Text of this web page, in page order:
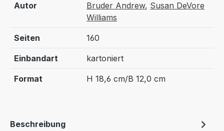
Autor Bruder Andrew, Susan DeVore
Williams
Seiten 160
Einbandart kartoniert
Format H 18,6 cm/B 12,0 cm
Beschreibung